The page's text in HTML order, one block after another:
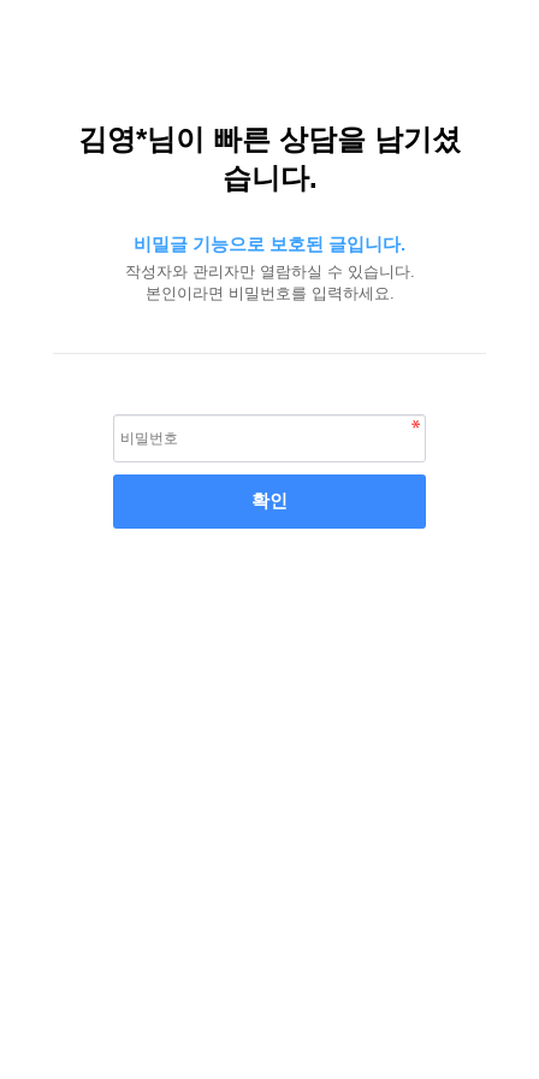
김영*님이 빠른 상담을 남기셨
습니다.
비밀글 기능으로 보호된 글입니다.
작성자와 관리자만 열람하실 수 있습니다.
본인이라면 비밀번호를 입력하세요.